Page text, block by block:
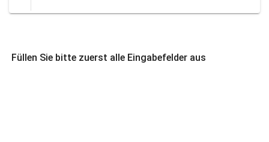
Füllen Sie bitte zuerst alle Eingabefelder aus